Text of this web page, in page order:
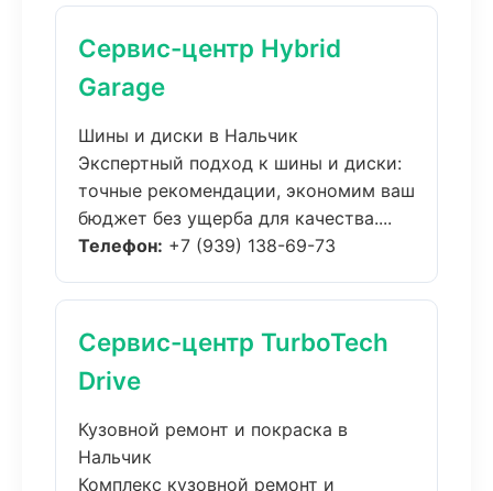
Сервис-центр Hybrid
Garage
Шины и диски в Нальчик
Экспертный подход к шины и диски:
точные рекомендации, экономим ваш
бюджет без ущерба для качества....
Телефон: +7 (939) 138-69-73
Сервис-центр TurboTech
Drive
Кузовной ремонт и покраска в
Нальчик
Комплекс кузовной ремонт и